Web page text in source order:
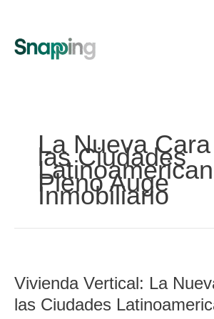
La Nueva
las Ciudades
Pleno Auge
Inmobiliario
Vivienda Vertical: La
las Ciudades
La
Cara